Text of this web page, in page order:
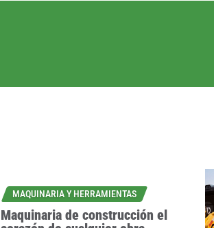
MAQUINARIA Y HERRAMIENTAS
Maquinaria de construcción el